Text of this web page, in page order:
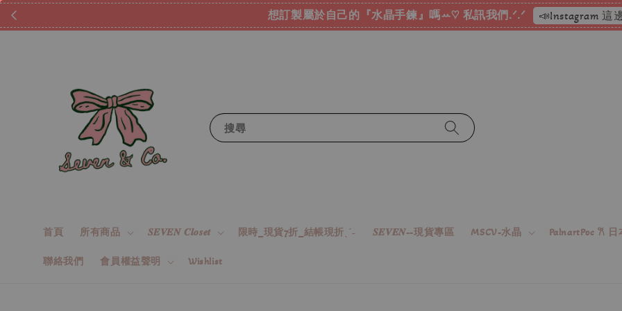
想訂製屬於自己的『水晶手鍊』嗎ꕀ♡ 私訊我們.ᐟ.ᐟ 📣Instagram 這
搜尋
首頁 所有商品 𝑺𝑬𝑽𝑬𝑵 𝑪𝒍𝒐𝒔𝒆𝒕 限時_現貨7折_結帳現折ˎˊ˗ 𝑺𝑬𝑽𝑬𝑵--現貨專區 MSCV-水晶 PalnartPoc 𐙚
聯絡我們 會員權益聲明 Wishlist